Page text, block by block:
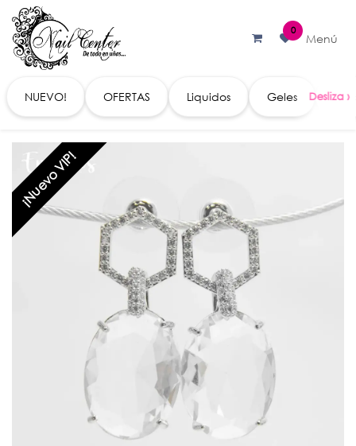
Ir al contenido
0
Menú
NUEVO! OFERTAS Liquidos Geles
¡Nuevo VIP!